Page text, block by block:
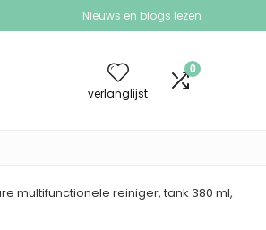
Nieuws en blogs lezen
verlanglijst
0
multifunctionele reiniger, tank 380 ml,